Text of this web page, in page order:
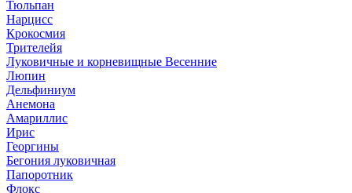
Тюльпан
Нарцисс
Крокосмия
Трителейя
Луковичные и корневищные Весенние
Люпин
Дельфиниум
Анемона
Амариллис
Ирис
Георгины
Бегония луковичная
Папоротник
Флокс